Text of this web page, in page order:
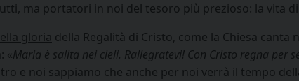
ma portatori in noi del tesoro più prezioso: la vita
gloria della Regalità di Cristo, come la Chiesa canta
«Maria è salita nei cieli. Rallegratevi! Con Cristo regna per
e noi sappiamo che anche per noi verrà il tempo